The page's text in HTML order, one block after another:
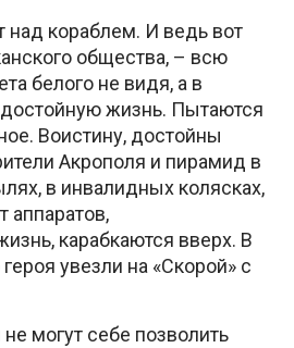
над кораблем. И ведь вот
общества, – всю
белого не видя, а в
жизнь. Пытаются
Воистину, достойны
Акрополя и пирамид в
в инвалидных колясках,
аппаратов,
карабкаются вверх. В
увезли на «Скорой» с
могут себе позволить